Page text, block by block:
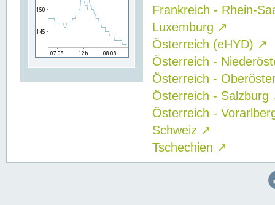
Frankreich - Rhein-
Luxemburg ↗
Österreich (eHYD) ↗
Österreich -
Österreich -
Österreich - Salzburg
Österreich -
Schweiz ↗
Tschechien ↗